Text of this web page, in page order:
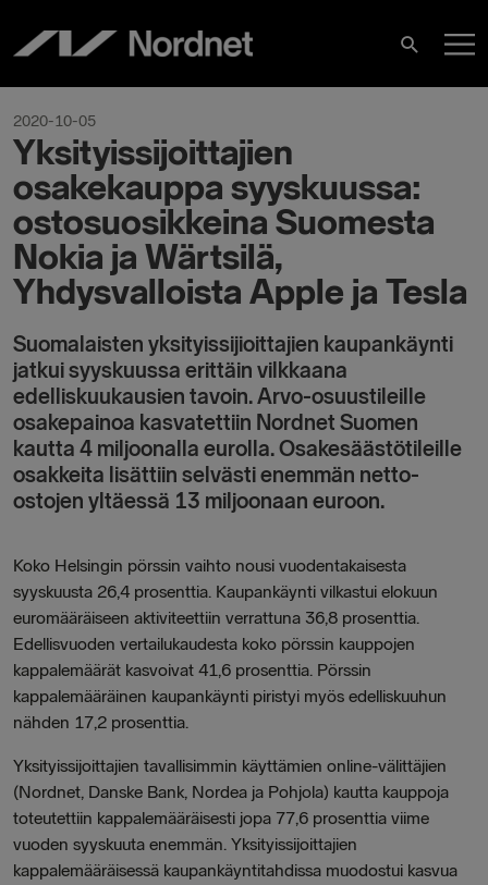
content
Search
2020-10-05
Yksityissijoittajien
osakekauppa syyskuussa:
ostosuosikkeina Suomesta
Nokia ja Wärtsilä,
Yhdysvalloista Apple ja Tesla
Suomalaisten yksityissijioittajien kaupankäynti
jatkui syyskuussa erittäin vilkkaana
edelliskuukausien tavoin. Arvo-osuustileille
osakepainoa kasvatettiin Nordnet Suomen
kautta 4 miljoonalla eurolla. Osakesäästötileille
osakkeita lisättiin selvästi enemmän netto-
ostojen yltäessä 13 miljoonaan euroon.
Koko Helsingin pörssin vaihto nousi vuodentakaisesta
syyskuusta 26,4 prosenttia. Kaupankäynti vilkastui elokuun
euromääräiseen aktiviteettiin verrattuna 36,8 prosenttia.
Edellisvuoden vertailukaudesta koko pörssin kauppojen
kappalemäärät kasvoivat 41,6 prosenttia. Pörssin
kappalemääräinen kaupankäynti piristyi myös edelliskuuhun
nähden 17,2 prosenttia.
Yksityissijoittajien tavallisimmin käyttämien online-välittäjien
(Nordnet, Danske Bank, Nordea ja Pohjola) kautta kauppoja
toteutettiin kappalemääräisesti jopa 77,6 prosenttia viime
vuoden syyskuuta enemmän. Yksityissijoittajien
kappalemääräisessä kaupankäyntitahdissa muodostui kasvua